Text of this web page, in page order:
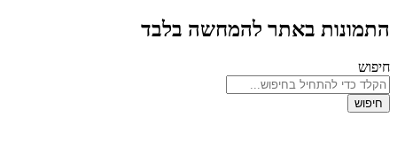
התמונות באתר להמחשה בלבד
חיפוש
חיפוש